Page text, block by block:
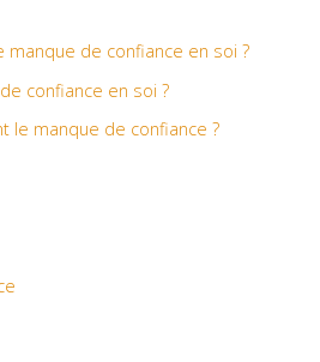
manque de confiance en soi ?
confiance en soi ?
le manque de confiance ?